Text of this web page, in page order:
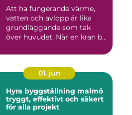
Att ha fungerande värme,
vatten och avlopp är lika
grundläggande som tak
över huvudet. När en kran b...
01. jun
Hyra byggställning malmö
tryggt, effektivt och säkert
för alla projekt